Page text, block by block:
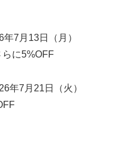
7月13日（月）
に5%OFF
年7月21日（火）